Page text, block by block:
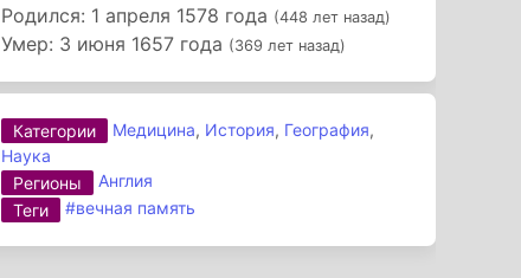
Родился: 1 апреля 1578 года (448 лет назад)
Умер: 3 июня 1657 года (369 лет назад)
Категории Медицина, История, География,
Наука
Регионы
Англия
Теги
#вечная память